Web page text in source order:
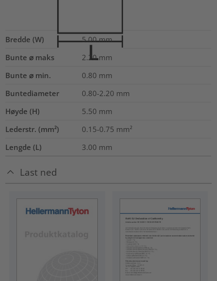
Bredde (W) 5.00 mm
Bunte ⌀ maks
2.20 mm
Bunte ⌀ min.
0.80 mm
Buntediameter
0.80-2.20 mm
Høyde (H)
5.50 mm
Lederstr. (mm²)
0.15-0.75 mm²
Lengde (L)
3.00 mm
Last ned